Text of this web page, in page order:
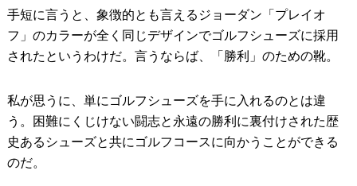
手短に言うと、象徴的とも言えるジョーダン「プレイオ
フ」のカラーが全く同じデザインでゴルフシューズに採用
されたというわけだ。言うならば、「勝利」のための靴。
私が思うに、単にゴルフシューズを手に入れるのとは違
う。困難にくじけない闘志と永遠の勝利に裏付けされた歴
史あるシューズと共にゴルフコースに向かうことができる
のだ。